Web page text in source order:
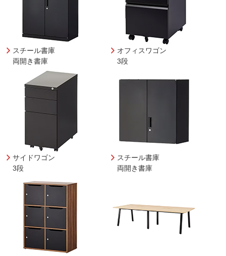
スチール書庫
両開き書庫
オフィスワゴン
3段
サイドワゴン
3段
スチール書庫
両開き書庫